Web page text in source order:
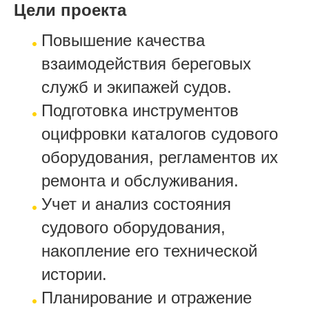
Цели проекта
Повышение качества
взаимодействия береговых
служб и экипажей судов.
Подготовка инструментов
оцифровки каталогов судового
оборудования, регламентов их
ремонта и обслуживания.
Учет и анализ состояния
судового оборудования,
накопление его технической
истории.
Планирование и отражение